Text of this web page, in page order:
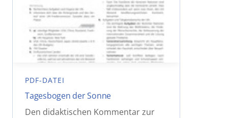
PDF-DATEI
Tagesbogen der Sonne
Den didaktischen Kommentar zur